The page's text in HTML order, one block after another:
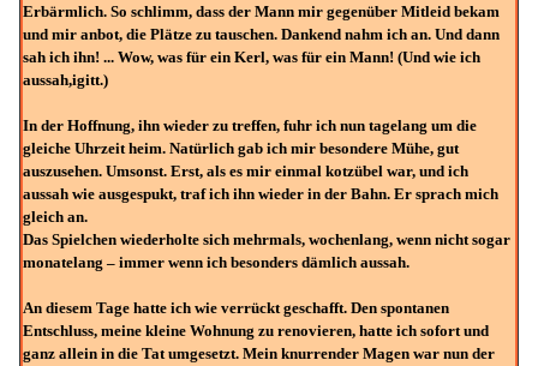
Erbärmlich. So schlimm, dass der Mann mir gegenüber Mitleid bekam
und mir anbot, die Plätze zu tauschen. Dankend nahm ich an. Und dann
sah ich ihn! ... Wow, was für ein Kerl, was für ein Mann! (Und wie ich
aussah,igitt.)
In der Hoffnung, ihn wieder zu treffen, fuhr ich nun tagelang um die
gleiche Uhrzeit heim. Natürlich gab ich mir besondere Mühe, gut
auszusehen. Umsonst. Erst, als es mir einmal kotzübel war, und ich
aussah wie ausgespukt, traf ich ihn wieder in der Bahn. Er sprach mich
gleich an.
Das Spielchen wiederholte sich mehrmals, wochenlang, wenn nicht sogar
monatelang – immer wenn ich besonders dämlich aussah.
An diesem Tage hatte ich wie verrückt geschafft. Den spontanen
Entschluss, meine kleine Wohnung zu renovieren, hatte ich sofort und
ganz allein in die Tat umgesetzt. Mein knurrender Magen war nun der